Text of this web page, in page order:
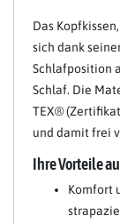
Das
sich dank
Schlafposition
Schlaf. Die
TEX®
und damit frei
Ihre Vorteile
Komfort